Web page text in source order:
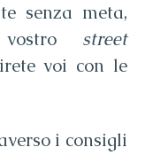
senza meta,
street
voi con le
i consigli